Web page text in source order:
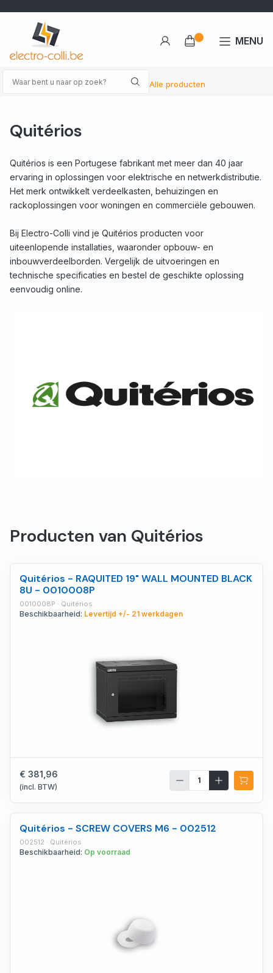
Alle producten
MENU
Quitérios
Quitérios is een Portugese fabrikant met meer dan 40 jaar
ervaring in oplossingen voor elektrische en netwerkdistributie.
Het merk ontwikkelt verdeelkasten, behuizingen en
rackoplossingen voor woningen en commerciële gebouwen.
Bij Electro-Colli vind je Quitérios producten voor
uiteenlopende installaties, waaronder opbouw- en
inbouwverdeelborden. Vergelijk de uitvoeringen en
technische specificaties en bestel de geschikte oplossing
eenvoudig online.
Producten van Quitérios
Quitérios - RAQUITED 19" WALL MOUNTED BLACK
8U - 0010008P
0010008P · Quitérios
Beschikbaarheid: Levertijd +/- 21 werkdagen
€ 381,96
(incl. BTW)
Quitérios - SCREW COVERS M6 - 002512
002512 · Quitérios
Beschikbaarheid: Op voorraad